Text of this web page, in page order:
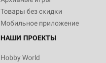
Товары без скидки
Мобильное приложение
НАШИ ПРОЕКТЫ
Hobby World